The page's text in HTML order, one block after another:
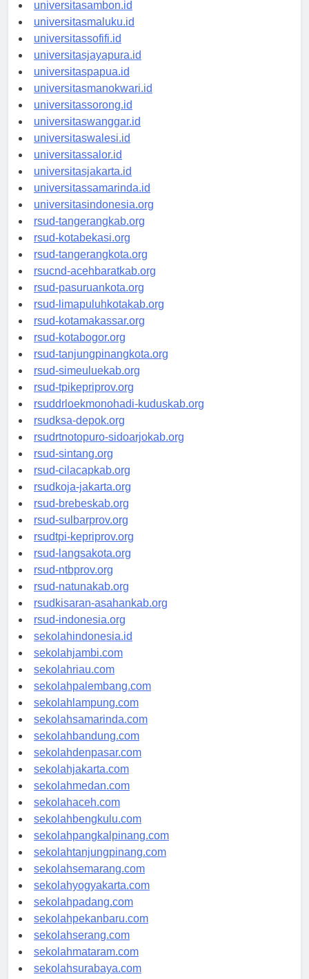
universitasambon.id
universitasmaluku.id
universitassofifi.id
universitasjayapura.id
universitaspapua.id
universitasmanokwari.id
universitassorong.id
universitaswanggar.id
universitaswalesi.id
universitassalor.id
universitasjakarta.id
universitassamarinda.id
universitasindonesia.org
rsud-tangerangkab.org
rsud-kotabekasi.org
rsud-tangerangkota.org
rsucnd-acehbaratkab.org
rsud-pasuruankota.org
rsud-limapuluhkotakab.org
rsud-kotamakassar.org
rsud-kotabogor.org
rsud-tanjungpinangkota.org
rsud-simeuluekab.org
rsud-tpikepriprov.org
rsuddrloekmonohadi-kuduskab.org
rsudksa-depok.org
rsudrtnotopuro-sidoarjokab.org
rsud-sintang.org
rsud-cilacapkab.org
rsudkoja-jakarta.org
rsud-brebeskab.org
rsud-sulbarprov.org
rsudtpi-kepriprov.org
rsud-langsakota.org
rsud-ntbprov.org
rsud-natunakab.org
rsudkisaran-asahankab.org
rsud-indonesia.org
sekolahindonesia.id
sekolahjambi.com
sekolahriau.com
sekolahpalembang.com
sekolahlampung.com
sekolahsamarinda.com
sekolahbandung.com
sekolahdenpasar.com
sekolahjakarta.com
sekolahmedan.com
sekolahaceh.com
sekolahbengkulu.com
sekolahpangkalpinang.com
sekolahtanjungpinang.com
sekolahsemarang.com
sekolahyogyakarta.com
sekolahpadang.com
sekolahpekanbaru.com
sekolahserang.com
sekolahmataram.com